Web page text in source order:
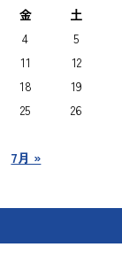
金 土
7月 »
4
5
11
12
18
19
25
26